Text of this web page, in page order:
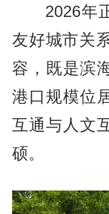
2026年正
友好城市关
容，既是滨
港口规模位
互通与人文
硕。